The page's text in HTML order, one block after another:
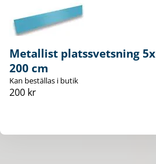
Metallist platssvetsning 5x
200 cm
Kan beställas i butik
200 kr